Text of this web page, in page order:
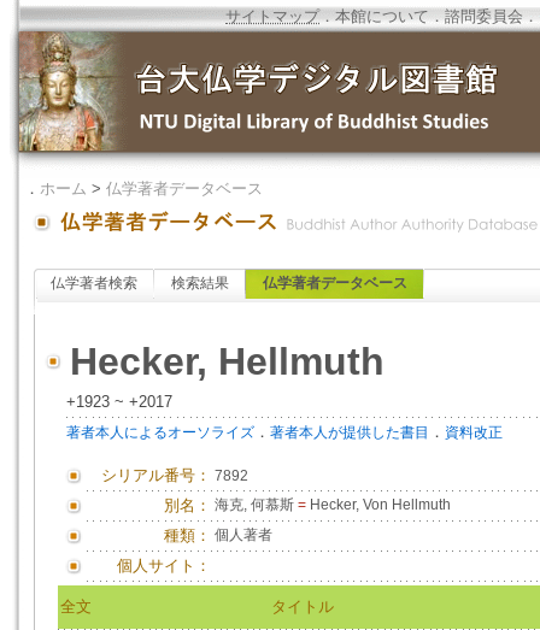
サイトマップ．本館について ．諮問委員会 ．
． ホーム > 仏学著者データベース
仏学著者検索 検索結果 仏学著者データベース
Hecker, Hellmuth
+1923 ~ +2017
著者本人によるオーソライズ ． 著者本人が提供した書目 ． 資料改正
シリアル番号： 7892
別名： 海克, 何慕斯 = Hecker, Von Hellmuth
種類： 個人著者
個人サイト：
全文
タイトル